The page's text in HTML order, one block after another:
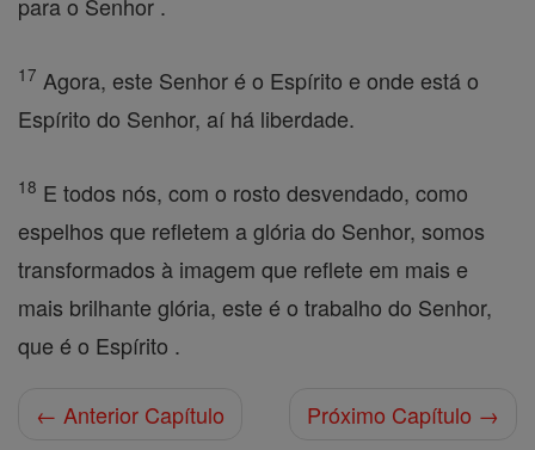
17 Agora, este Senhor é o Espírito e onde está o
Espírito do Senhor, aí há liberdade.
18 E todos nós, com o rosto desvendado, como
espelhos que refletem a glória do Senhor, somos
transformados à imagem que reflete em mais e
mais brilhante glória, este é o trabalho do Senhor,
que é o Espírito .
← Anterior Capítulo
Próximo Capítulo →